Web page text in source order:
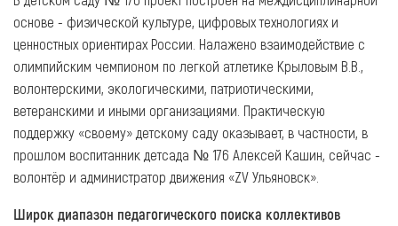
основе - физической культуре, цифровых технологиях и
ценностных ориентирах России. Налажено взаимодействие с
олимпийским чемпионом по легкой атлетике Крыловым В.В.,
волонтерскими, экологическими, патриотическими,
ветеранскими и иными организациями. Практическую
поддержку «своему» детскому саду оказывает, в частности, в
прошлом воспитанник детсада № 176 Алексей Кашин, сейчас -
волонтёр и администратор движения «ZV Ульяновск».
Широк диапазон педагогического поиска коллективов